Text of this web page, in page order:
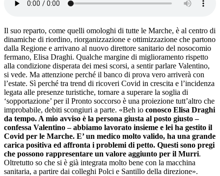
Il suo reparto, come quelli omologhi di tutte le Marche, è al centro di
dinamiche di riordino, riorganizzazione e ottimizzazione che partono
dalla Regione e arrivano al nuovo direttore sanitario del nosocomio
fermano, Elisa Draghi. Qualche margine di miglioramento rispetto
alla condizione disperata dei mesi scorsi, a sentir parlare Valentino,
si vede. Ma attenzione perché il banco di prova vero arriverà con
l’estate. Sì perché tra trend di ricoveri Covid in crescita e l’incidenza
legata alle presenze turistiche, tornare a superare la soglia di
‘sopportazione’ per il Pronto soccorso è una proiezione tutt’altro che
improbabile, debiti scongiuri a parte. «Beh io conosco Elisa Draghi
da tempo. A mio avviso è la persona giusta al posto giusto –
confessa Valentino – abbiamo lavorato insieme e lei ha gestito il
Covid per le Marche. E’ un medico molto valido, ha una grande
carica positiva ed affronta i problemi di petto. Questi sono pregi
che possono rappresentare un valore aggiunto per il Murri.
Oltretutto so che si è già integrata molto bene con la macchina
sanitaria, a partire dai colleghi Polci e Santillo della direzione».